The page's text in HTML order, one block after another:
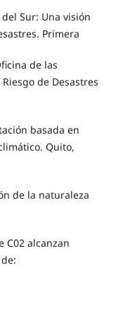
Sur: Una visión
Primera
de las
de Desastres
basada en
Quito,
de la naturaleza
C02 alcanzan